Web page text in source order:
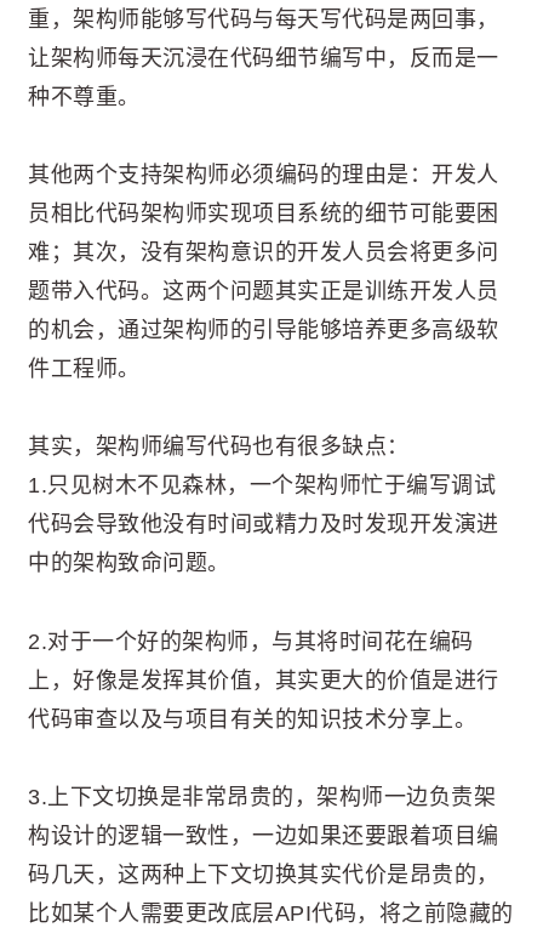
重，架构师能够写代码与每天写代码是两回事，
让架构师每天沉浸在代码细节编写中，反而是一
种不尊重。
其他两个支持架构师必须编码的理由是：开发人
员相比代码架构师实现项目系统的细节可能要困
难；其次，没有架构意识的开发人员会将更多问
题带入代码。这两个问题其实正是训练开发人员
的机会，通过架构师的引导能够培养更多高级软
件工程师。
其实，架构师编写代码也有很多缺点：
1.只见树木不见森林，一个架构师忙于编写调试
代码会导致他没有时间或精力及时发现开发演进
中的架构致命问题。
2.对于一个好的架构师，与其将时间花在编码
上，好像是发挥其价值，其实更大的价值是进行
代码审查以及与项目有关的知识技术分享上。
3.上下文切换是非常昂贵的，架构师一边负责架
构设计的逻辑一致性，一边如果还要跟着项目编
码几天，这两种上下文切换其实代价是昂贵的，
比如某个人需要更改底层API代码，将之前隐藏的